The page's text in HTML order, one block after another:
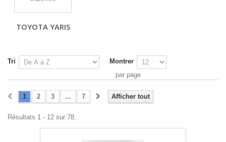
TOYOTA YARIS
Tri
Montrer
par page
Afficher tout
1 2 3 ... 7
Résultats 1 - 12 sur 78.